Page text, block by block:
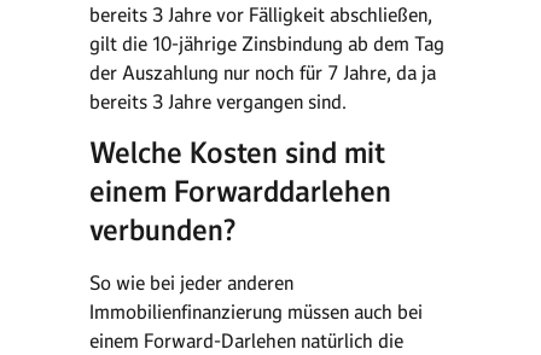
bereits 3 Jahre vor Fälligkeit abschließen,
gilt die 10-jährige Zinsbindung ab dem Tag
der Auszahlung nur noch für 7 Jahre, da ja
bereits 3 Jahre vergangen sind.
Welche Kosten sind mit
einem Forwarddarlehen
verbunden?
So wie bei jeder anderen
Immobilienfinanzierung müssen auch bei
einem Forward-Darlehen natürlich die